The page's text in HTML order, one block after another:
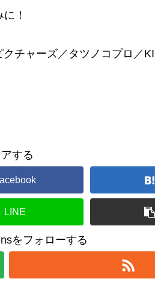
！
チャーズ／タツノコプロ／
する
LINE
をフォローする